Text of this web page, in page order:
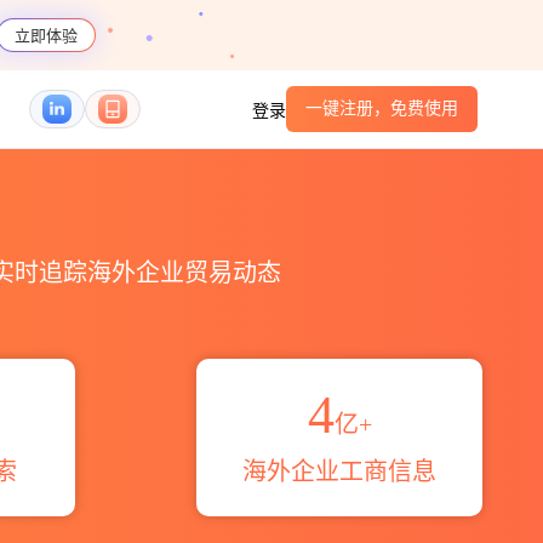
立即体验
登录 一键注册，免费使用
时追踪海外企业贸易动态
4亿+
海外企业工商信息